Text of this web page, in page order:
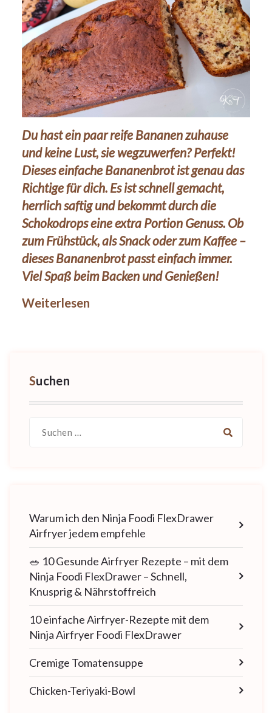
Du hast ein paar reife Bananen zuhause
und keine Lust, sie wegzuwerfen? Perfekt!
Dieses einfache Bananenbrot ist genau das
Richtige für dich. Es ist schnell gemacht,
herrlich saftig und bekommt durch die
Schokodrops eine extra Portion Genuss. Ob
zum Frühstück, als Snack oder zum Kaffee –
dieses Bananenbrot passt einfach immer.
Viel Spaß beim Backen und Genießen!
Weiterlesen
Suchen
nach:
Warum ich den Ninja Foodi FlexDrawer
Airfryer jedem empfehle
🥗 10 Gesunde Airfryer Rezepte – mit dem
Ninja Foodi FlexDrawer – Schnell,
Knusprig & Nährstoffreich
10 einfache Airfryer-Rezepte mit dem
Ninja Airfryer Foodi FlexDrawer
Cremige Tomatensuppe
Chicken-Teriyaki-Bowl